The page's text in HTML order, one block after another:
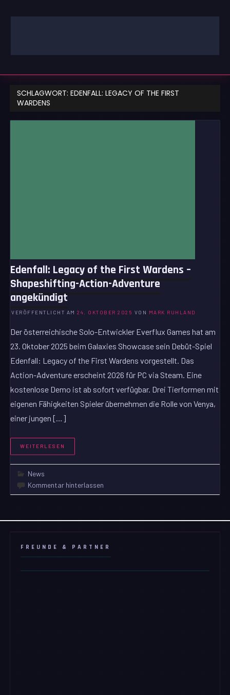
Inhalt
SCHLAGWORT:EDENFALL: LEGACY OF THE FIRST
WARDENS
Edenfall: Legacy of the First Wardens –
Shapeshifting-Action-Adventure
angekündigt
VERÖFFENTLICHT AM24. OKTOBER 2025 VON MARK RUHLAND
Der österreichische Solo-Entwickler Everflux Games hat am
23. Oktober 2025 beim Galaxies Showcase sein Debüt-Spiel
Edenfall: Legacy of the First Wardens vorgestellt. Das
Action-Adventure erscheint 2026 für PC via Steam. Eine
kostenlose Demo ist ab sofort verfügbar. Drei Tierformen mit
eigenen Fähigkeiten Spieler übernehmen die Rolle von Venya,
einer jungen […]
WEITERLESEN
News
Kommentar hinterlassen
FREUNDE & PARTNER